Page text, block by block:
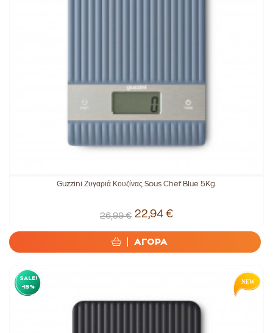
Guzzini Ζυγαριά Κουζίνας Sous Chef Blue 5Kg.
26,99 € 22,94 €
ΑΓΟΡΑ
SALE!
-15%